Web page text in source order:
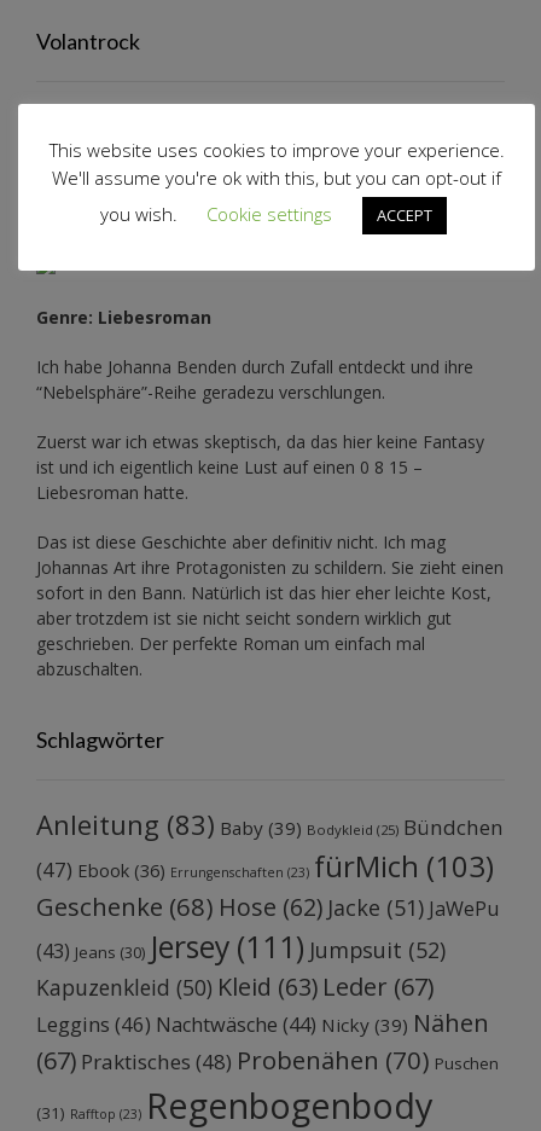
Volantrock
Auf meinem Ebookreader…
Genre: Liebesroman
Ich habe Johanna Benden durch Zufall entdeckt und ihre
“Nebelsphäre”-Reihe geradezu verschlungen.
Zuerst war ich etwas skeptisch, da das hier keine Fantasy
ist und ich eigentlich keine Lust auf einen 0 8 15 –
Liebesroman hatte.
Das ist diese Geschichte aber definitiv nicht. Ich mag
Johannas Art ihre Protagonisten zu schildern. Sie zieht einen
sofort in den Bann. Natürlich ist das hier eher leichte Kost,
aber trotzdem ist sie nicht seicht sondern wirklich gut
geschrieben. Der perfekte Roman um einfach mal
abzuschalten.
Schlagwörter
Anleitung (83) Baby (39) Bodykleid (25) Bündchen
(47) Ebook (36) Errungenschaften (23) fürMich (103)
Geschenke (68) Hose (62) Jacke (51) JaWePu
(43) Jeans (30) Jersey (111) Jumpsuit (52)
Kapuzenkleid (50) Kleid (63) Leder (67)
Leggins (46) Nachtwäsche (44) Nicky (39) Nähen
(67) Praktisches (48) Probenähen (70) Puschen
(31) Rafftop (23) Regenbogenbody
This website uses cookies to improve your experience.
We'll assume you're ok with this, but you can opt-out if
you wish.
Cookie settings ACCEPT